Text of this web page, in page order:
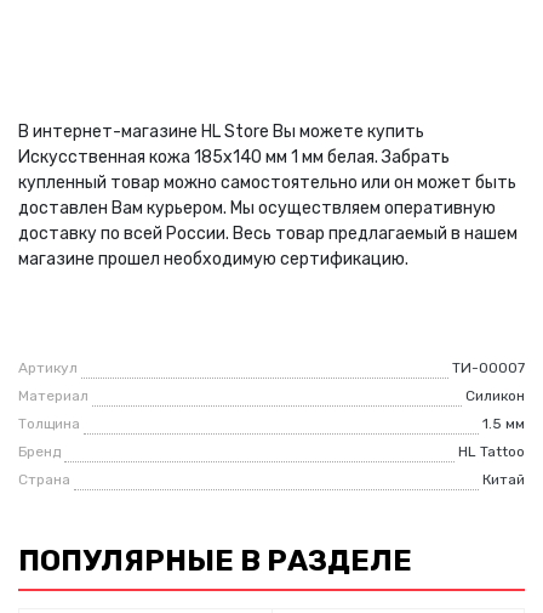
В интернет-магазине HL Store Вы можете купить
Искусственная кожа 185х140 мм 1 мм белая. Забрать
купленный товар можно самостоятельно или он может быть
доставлен Вам курьером. Мы осуществляем оперативную
доставку по всей России. Весь товар предлагаемый в нашем
магазине прошел необходимую сертификацию.
Артикул
ТИ-00007
Материал
Силикон
Толщина
1.5 мм
Бренд
HL Tattoo
Страна
Китай
ПОПУЛЯРНЫЕ В РАЗДЕЛЕ